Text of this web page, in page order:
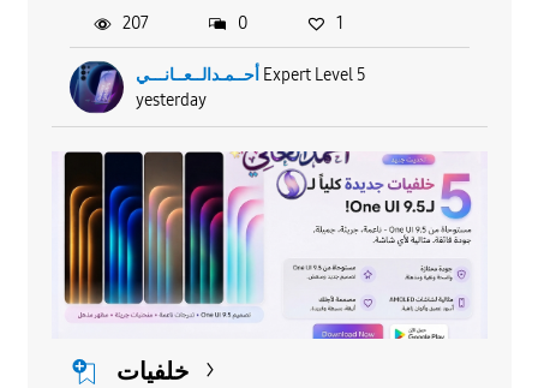
أحــمـدالــعــانـــي Expert Level 5
yesterday
207 0 1
خلفيات